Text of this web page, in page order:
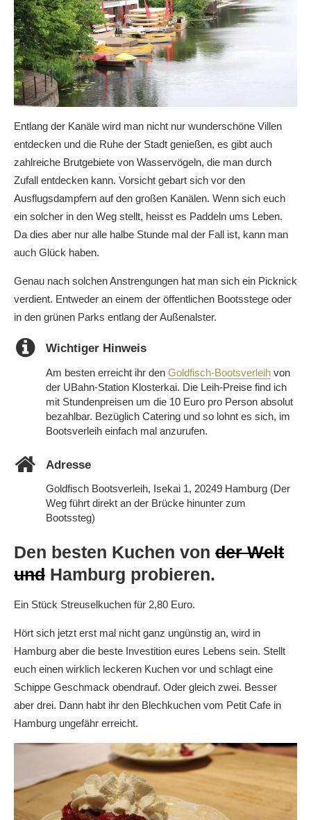
Entlang der Kanäle wird man nicht nur wunderschöne Villen
entdecken und die Ruhe der Stadt genießen, es gibt auch
zahlreiche Brutgebiete von Wasservögeln, die man durch
Zufall entdecken kann. Vorsicht gebart sich vor den
Ausflugsdampfern auf den großen Kanälen. Wenn sich euch
ein solcher in den Weg stellt, heisst es Paddeln ums Leben.
Da dies aber nur alle halbe Stunde mal der Fall ist, kann man
auch Glück haben.
Genau nach solchen Anstrengungen hat man sich ein Picknick
verdient. Entweder an einem der öffentlichen Bootsstege oder
in den grünen Parks entlang der Außenalster.
Wichtiger Hinweis
Am besten erreicht ihr den Goldfisch-Bootsverleih von
der UBahn-Station Klosterkai. Die Leih-Preise find ich
mit Stundenpreisen um die 10 Euro pro Person absolut
bezahlbar. Bezüglich Catering und so lohnt es sich, im
Bootsverleih einfach mal anzurufen.
Adresse
Goldfisch Bootsverleih, Isekai 1, 20249 Hamburg (Der
Weg führt direkt an der Brücke hinunter zum
Bootssteg)
Den besten Kuchen von der Welt
und Hamburg probieren.
Ein Stück Streuselkuchen für 2,80 Euro.
Hört sich jetzt erst mal nicht ganz ungünstig an, wird in
Hamburg aber die beste Investition eures Lebens sein. Stellt
euch einen wirklich leckeren Kuchen vor und schlagt eine
Schippe Geschmack obendrauf. Oder gleich zwei. Besser
aber drei. Dann habt ihr den Blechkuchen vom Petit Cafe in
Hamburg ungefähr erreicht.